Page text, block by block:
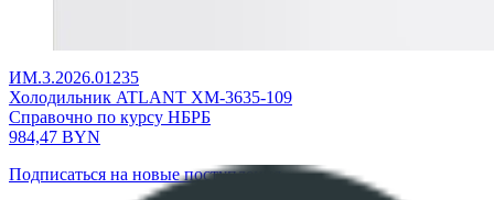
ИМ.3.2026.01235
Холодильник ATLANT ХМ-3635-109
Справочно по курсу НБРБ
984,47 BYN
Подписаться на новые поступления